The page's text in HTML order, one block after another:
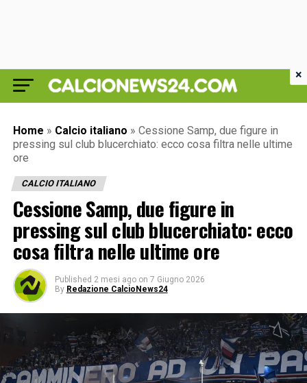
Home » Calcio italiano » Cessione Samp, due figure in
pressing sul club blucerchiato: ecco cosa filtra nelle ultime
ore
CALCIO ITALIANO
Cessione Samp, due figure in
pressing sul club blucerchiato: ecco
cosa filtra nelle ultime ore
Published 2 mesi ago on 7 Giugno 2026
By Redazione CalcioNews24
×